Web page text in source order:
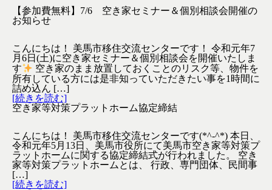
【参加費無料】7/6 空き家セミナー＆個別相談会開催の
お知らせ
こんにちは！ 美馬市移住交流センターです！ 令和元年7
月6日(土)に空き家セミナー＆個別相談会を開催いたしま
す
空き家のまま放置しておくことのリスク等、物件を
所有している方には是非知っていただきたい事を1時間に
詰め込ん […]
[続きを読む]
空き家等対策プラットホーム協定締結
こんにちは！ 美馬市移住交流センターです(*^-^*) 本日、
令和元年5月13日、美馬市役所にて美馬市空き家等対策プ
ラットホームに関する協定締結式が行われました。 空き
家等対策プラットホームとは、 行政、専門団体、民間事
[…]
[続きを読む]